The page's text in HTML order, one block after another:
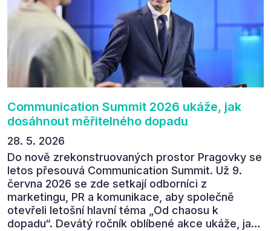
Communication Summit jeden z 330 účastníků ve
své zpětné vazbě. Ta potvrdila, co bylo slyšet i
cítit po celý 9. červen v Pragovce – že ročník s
tématem „Od chaosu k dopadu“ se skutečně
povedl.
Communication Summit 2026 ukáže, jak
dosáhnout měřitelného dopadu
28. 5. 2026
Do nově zrekonstruovaných prostor Pragovky se
letos přesouvá Communication Summit. Už 9.
června 2026 se zde setkají odborníci z
marketingu, PR a komunikace, aby společně
otevřeli letošní hlavní téma „Od chaosu k
dopadu“. Devátý ročník oblíbené akce ukáže, jak